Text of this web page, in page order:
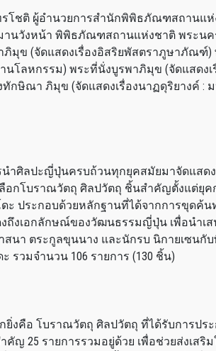
โชติ ผู้อำนวยการสำนักพิพิธภัณฑสถานแ
านวังหน้า พิพิธภัณฑสถานแห่งชาติ พระนค
มุข (จัดแสดงเรื่องอิสริยพัสตราภูษาภัณฑ์)
โลหกรรม) พระที่นั่งบูรพาภิมุข (จัดแสดงเ
กษิณา ภิมุข (จัดแสดงเรื่องนาฏดุริยางค์ :
ำศิลปะญี่ปุ่นครบถ้วนทุกยุคสมัยมาจัดแสด
อกโบราณวัตถุ ศิลปวัตถุ ชิ้นสำคัญตั้งแต่ยุ
ดะ ประกอบด้วยหลักฐานที่ได้จากการขุดค้
งเอกลักษณ์ของวัฒนธรรมญี่ปุ่น เพื่อนำเส
สนา ตระกูลขุนนาง และนักรบ นิกายเซน
รวมจำนวน 106 รายการ (130 ชิ้น)
งคือ โบราณวัตถุ ศิลปวัตถุ ที่ได้รับการปร
ญ 25 รายการรวมอยู่ด้วย เพื่อช่วยส่งเส